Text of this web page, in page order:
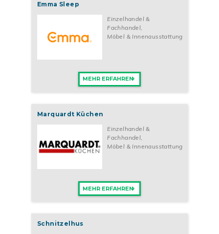
Emma Sleep
Einzelhandel &
Fachhandel,
Möbel & Innenausstattung
MEHR ERFAHREN
Marquardt Küchen
Einzelhandel &
Fachhandel
Möbel & Innenausstattung
MEHR ERFAHREN
Schnitzelhus